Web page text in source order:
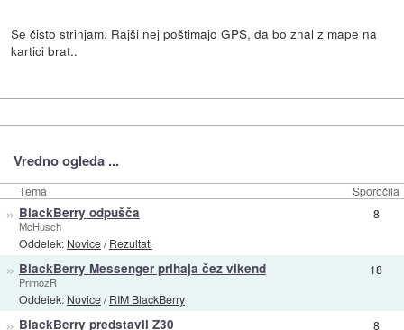
Se čisto strinjam. Rajši nej poštimajo GPS, da bo znal z mape na
kartici brat..
Vredno ogleda ...
Tema Sporočila
» BlackBerry odpušča
McHusch
Oddelek: Novice/Rezultati
8
» BlackBerry Messenger prihaja čez vikend
PrimozR
Oddelek: Novice/RIM BlackBerry
18
» BlackBerry predstavil Z30 8